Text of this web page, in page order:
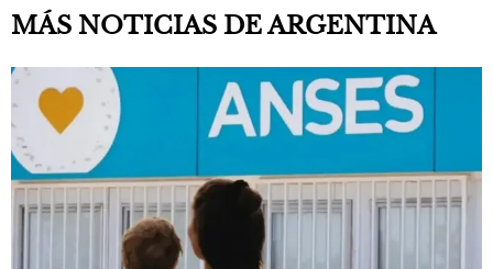
MÁS NOTICIAS DE ARGENTINA